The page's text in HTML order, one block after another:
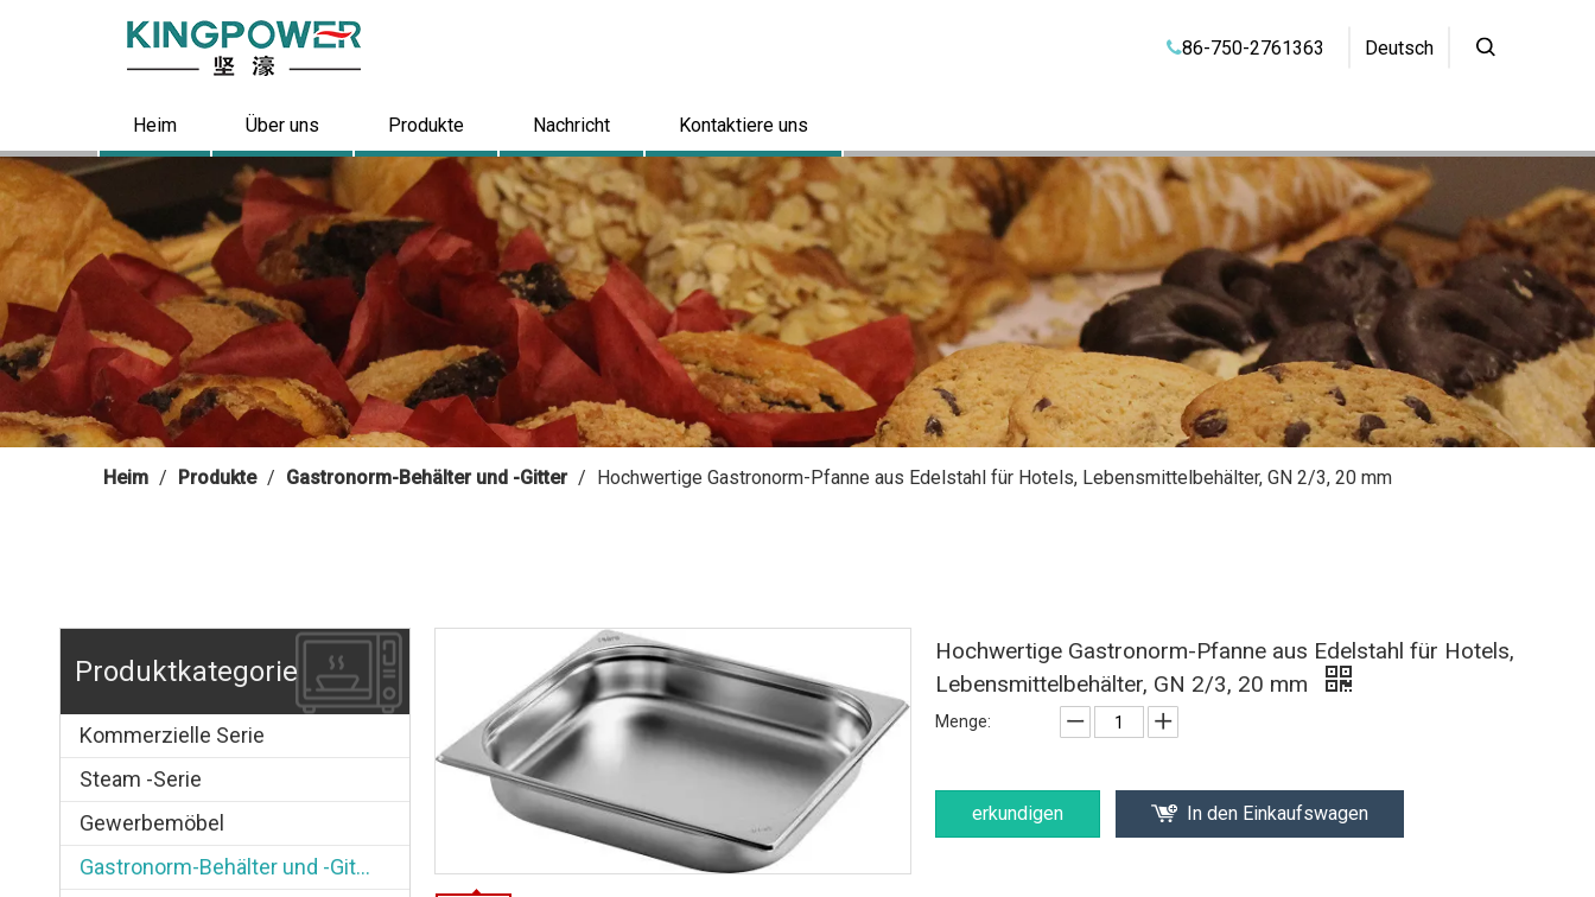
86-750-2761363 Deutsch
Heim Über uns Produkte Nachricht Kontaktiere uns
Heim / Produkte / Gastronorm-Behälter und -Gitter / Hochwertige Gastronorm-Pfanne aus Edelstahl für Hotels, Lebensmittelbehälter, GN 2/3, 20 mm
Produktkategorie
Kommerzielle Serie
Steam -Serie
Gewerbemöbel
Gastronorm-Behälter und -Gitter
Hochwertige Gastronorm-Pfanne aus Edelstahl für Hotels,
Lebensmittelbehälter, GN 2/3, 20 mm
Menge:
erkundigen In den Einkaufswagen